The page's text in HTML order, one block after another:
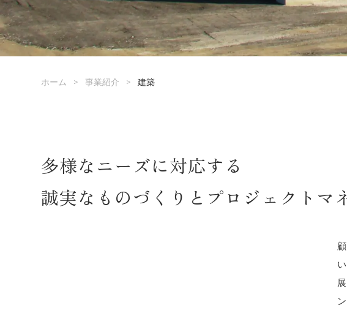
ホーム > 事業紹介 > 建築
多様なニーズに対応する
誠実なものづくりとプロジェクトマ